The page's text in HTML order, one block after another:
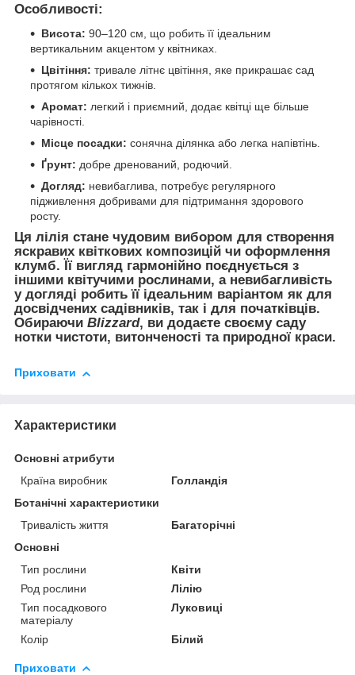
Особливості:
Висота: 90–120 см, що робить її ідеальним
вертикальним акцентом у квітниках.
Цвітіння: тривале літнє цвітіння, яке прикрашає сад
протягом кількох тижнів.
Аромат: легкий і приємний, додає квітці ще більше
чарівності.
Місце посадки: сонячна ділянка або легка напівтінь.
Ґрунт: добре дренований, родючий.
Догляд: невибаглива, потребує регулярного
підживлення добривами для підтримання здорового
росту.
Ця лілія стане чудовим вибором для створення
яскравих квіткових композицій чи оформлення
клумб. Її вигляд гармонійно поєднується з
іншими квітучими рослинами, а невибагливість
у догляді робить її ідеальним варіантом як для
досвідчених садівників, так і для початківців.
Обираючи Blizzard, ви додаєте своєму саду
нотки чистоти, витонченості та природної краси.
Приховати
Характеристики
Основні атрибути
Країна виробник
Голландія
Ботанічні характеристики
Тривалість життя
Багаторічні
Основні
Тип рослини
Квіти
Род рослини
Лілію
Тип посадкового
матеріалу
Луковиці
Колір Білий
Приховати